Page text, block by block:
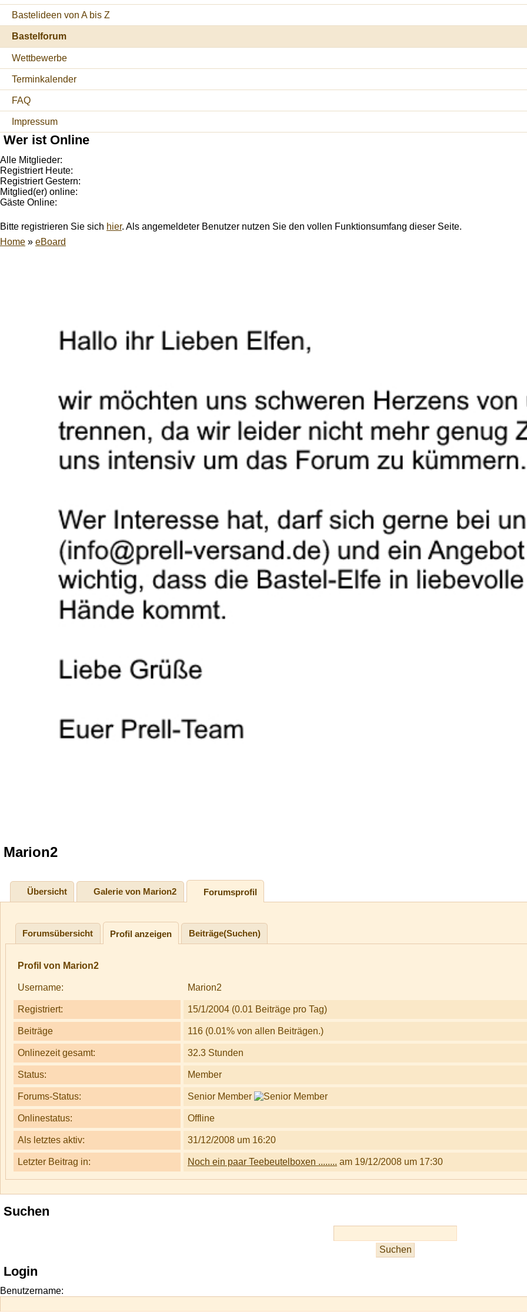
Bastelideen von A bis Z
Bastelforum
Wettbewerbe
Terminkalender
FAQ
Impressum
Wer ist Online
Alle Mitglieder:
Registriert Heute:
Registriert Gestern:
Mitglied(er) online:
Gäste Online:
Bitte registrieren Sie sich hier. Als angemeldeter Benutzer nutzen Sie den vollen Funktionsumfang dieser Seite.
Home » eBoard
Marion2
Übersicht Galerie von Marion2 Forumsprofil
Forumsübersicht Profil anzeigen Beiträge(Suchen)
Profil von Marion2
Username: Marion2
Registriert: 15/1/2004 (0.01 Beiträge pro Tag)
Beiträge 116 (0.01% von allen Beiträgen.)
Onlinezeit gesamt: 32.3 Stunden
Status: Member
Forums-Status: Senior Member
Onlinestatus: Offline
Als letztes aktiv: 31/12/2008 um 16:20
Letzter Beitrag in: Noch ein paar Teebeutelboxen ........ am 19/12/2008 um 17:30
Suchen
Login
Benutzername: